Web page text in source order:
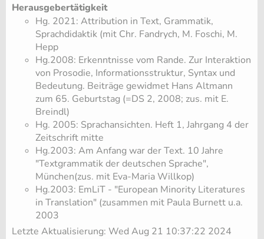
Herausgebertätigkeit
Hg. 2021: Attribution in Text, Grammatik,
Sprachdidaktik (mit Chr. Fandrych, M. Foschi, M.
Hepp
Hg.2008: Erkenntnisse vom Rande. Zur Interaktion
von Prosodie, Informationsstruktur, Syntax und
Bedeutung. Beiträge gewidmet Hans Altmann
zum 65. Geburtstag (=DS 2, 2008; zus. mit E.
Breindl)
Hg. 2005: Sprachansichten. Heft 1, Jahrgang 4 der
Zeitschrift mitte
Hg.2003: Am Anfang war der Text. 10 Jahre
"Textgrammatik der deutschen Sprache",
München(zus. mit Eva-Maria Willkop)
Hg.2003: EmLiT - "European Minority Literatures
in Translation" (zusammen mit Paula Burnett u.a.
2003
Letzte Aktualisierung: Wed Aug 21 10:37:22 2024